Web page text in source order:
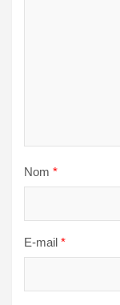
Nom *
E-mail *